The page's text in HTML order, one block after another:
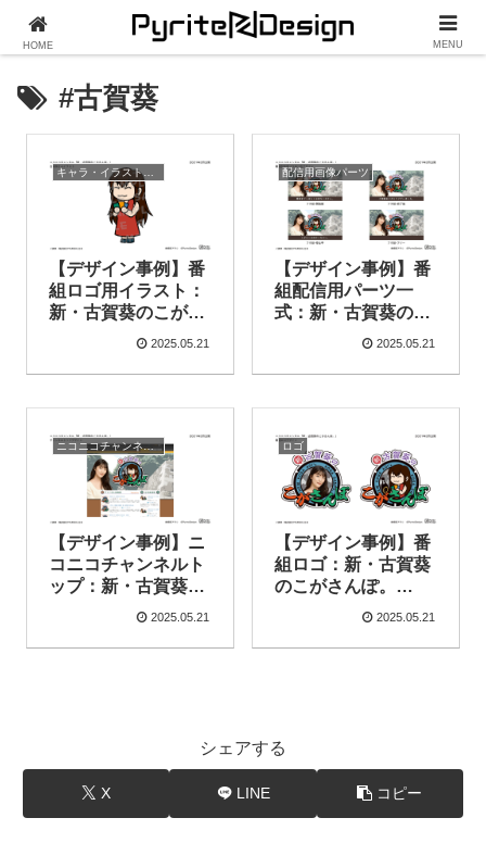
#古賀葵
【デザイン事例】番
組ロゴ用イラスト：
新・古賀葵のこがさ
んぽ。（2021年2月
2025.05.21
配信用画像パーツ
【デザイン事例】番
組配信用パーツ一
式：新・古賀葵のこ
がさんぽ。（2021年
2025.05.21
ニコニコチャンネルトップ
【デザイン事例】ニ
コニコチャンネルト
ップ：新・古賀葵の
こがさんぽ。（2021
2025.05.21
ロゴ
【デザイン事例】番
組ロゴ：新・古賀葵
のこがさんぽ。
（2021年2月公開）
2025.05.21
シェアする
X LINE コピー
HOME MENU